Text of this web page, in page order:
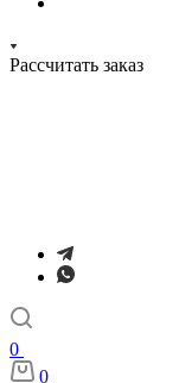
Рассчитать заказ
0
0